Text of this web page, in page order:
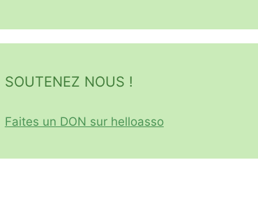
SOUTENEZ NOUS !
Faites un DON sur helloasso